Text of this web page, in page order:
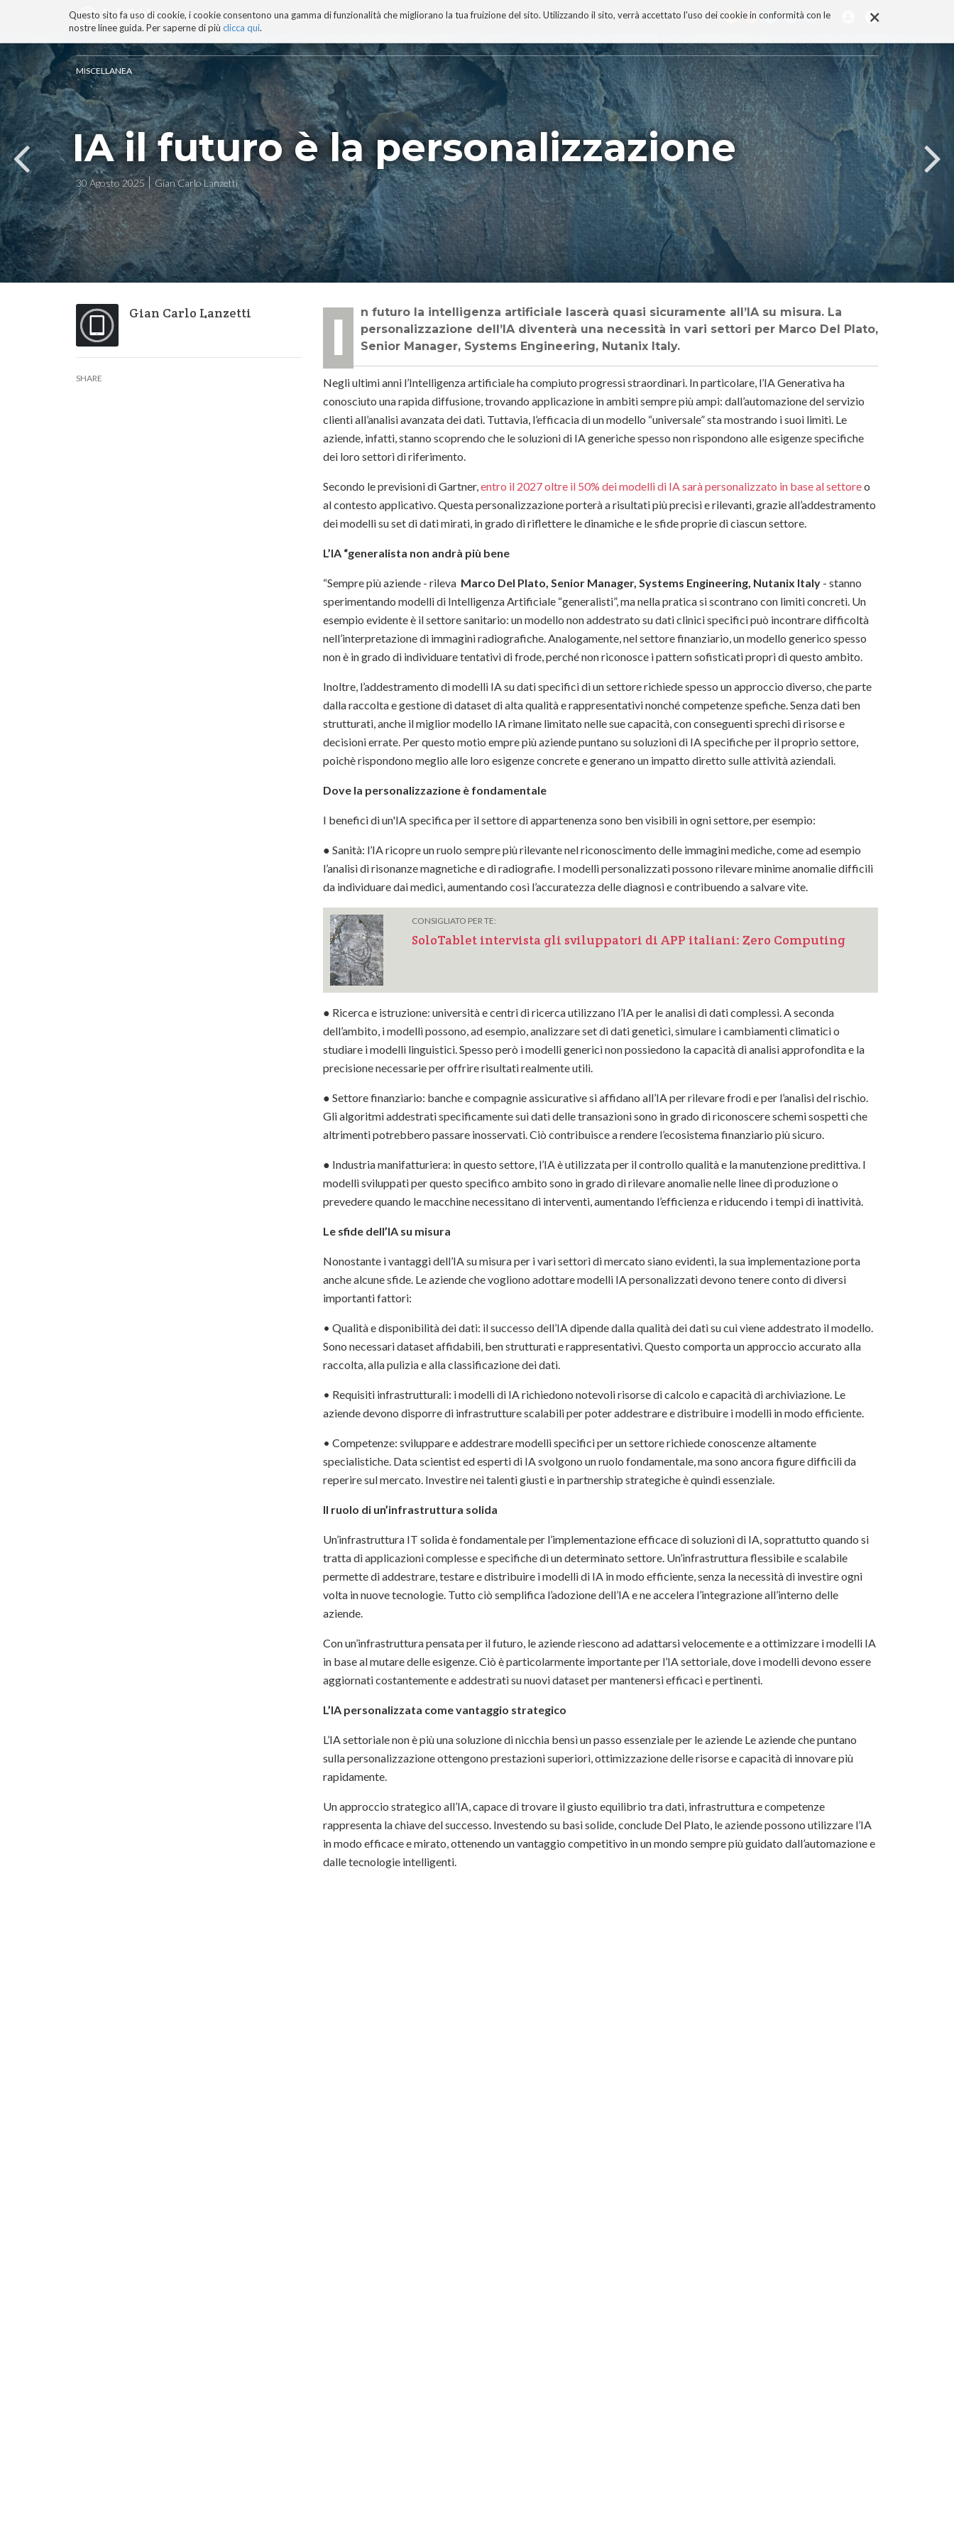
×
Questo sito fa uso di cookie, i cookie consentono una gamma di funzionalità che migliorano la tua fruizione del sito. Utilizzando il sito, verrà accettato l'uso dei cookie in conformità con le
nostre linee guida. Per saperne di più clicca qui.
BLOG TECNOCONSAPEVOLEZZA TECNOBIBLIOGRAFIA I MIEI LIBRI PROGETTO
ai
contenuti.
|
Salta
alla
navigazione
MISCELLANEA
IA il futuro è la personalizzazione
30 Agosto 2025 Gian Carlo Lanzetti
Gian Carlo Lanzetti
SHARE
In futuro la intelligenza artificiale lascerà quasi sicuramente all’IA su misura. La
personalizzazione dell’IA diventerà una necessità in vari settori per Marco Del Plato,
Senior Manager, Systems Engineering, Nutanix Italy.
Negli ultimi anni l’Intelligenza artificiale ha compiuto progressi straordinari. In particolare, l’IA Generativa ha
conosciuto una rapida diffusione, trovando applicazione in ambiti sempre più ampi: dall’automazione del servizio
clienti all’analisi avanzata dei dati. Tuttavia, l’efficacia di un modello “universale” sta mostrando i suoi limiti. Le
aziende, infatti, stanno scoprendo che le soluzioni di IA generiche spesso non rispondono alle esigenze specifiche
dei loro settori di riferimento.
Secondo le previsioni di Gartner, entro il 2027 oltre il 50% dei modelli di IA sarà personalizzato in base al settoreo
al contesto applicativo. Questa personalizzazione porterà a risultati più precisi e rilevanti, grazie all’addestramento
dei modelli su set di dati mirati, in grado di riflettere le dinamiche e le sfide proprie di ciascun settore.
L’IA “generalista non andrà più bene
“Sempre più aziende - rileva Marco Del Plato , Senior Manager, Systems Engineering, Nutanix Italy - stanno
sperimentando modelli di Intelligenza Artificiale “generalisti”, ma nella pratica si scontrano con limiti concreti. Un
esempio evidente è il settore sanitario: un modello non addestrato su dati clinici specifici può incontrare difficoltà
nell’interpretazione di immagini radiografiche. Analogamente, nel settore finanziario, un modello generico spesso
non è in grado di individuare tentativi di frode, perché non riconosce i pattern sofisticati propri di questo ambito.
Inoltre, l’addestramento di modelli IA su dati specifici di un settore richiede spesso un approccio diverso, che parte
dalla raccolta e gestione di dataset di alta qualità e rappresentativi nonché competenze spefiche. Senza dati ben
strutturati, anche il miglior modello IA rimane limitato nelle sue capacità, con conseguenti sprechi di risorse e
decisioni errate. Per questo motio empre più aziende puntano su soluzioni di IA specifiche per il proprio settore,
poichè rispondono meglio alle loro esigenze concrete e generano un impatto diretto sulle attività aziendali.
Dove la personalizzazione è fondamentale
I benefici di un'IA specifica per il settore di appartenenza sono ben visibili in ogni settore, per esempio:
● Sanità: l’IA ricopre un ruolo sempre più rilevante nel riconoscimento delle immagini mediche, come ad esempio
l’analisi di risonanze magnetiche e di radiografie. I modelli personalizzati possono rilevare minime anomalie difficili
da individuare dai medici, aumentando così l’accuratezza delle diagnosi e contribuendo a salvare vite.
CONSIGLIATO PER TE:
SoloTablet intervista gli sviluppatori di APP italiani: Zero Computing
● Ricerca e istruzione: università e centri di ricerca utilizzano l’IA per le analisi di dati complessi. A seconda
dell’ambito, i modelli possono, ad esempio, analizzare set di dati genetici, simulare i cambiamenti climatici o
studiare i modelli linguistici. Spesso però i modelli generici non possiedono la capacità di analisi approfondita e la
precisione necessarie per offrire risultati realmente utili.
● Settore finanziario: banche e compagnie assicurative si affidano all’IA per rilevare frodi e per l’analisi del rischio.
Gli algoritmi addestrati specificamente sui dati delle transazioni sono in grado di riconoscere schemi sospetti che
altrimenti potrebbero passare inosservati. Ciò contribuisce a rendere l’ecosistema finanziario più sicuro.
● Industria manifatturiera: in questo settore, l’IA è utilizzata per il controllo qualità e la manutenzione predittiva. I
modelli sviluppati per questo specifico ambito sono in grado di rilevare anomalie nelle linee di produzione o
prevedere quando le macchine necessitano di interventi, aumentando l’efficienza e riducendo i tempi di inattività.
Le sfide dell’IA su misura
Nonostante i vantaggi dell’IA su misura per i vari settori di mercato siano evidenti, la sua implementazione porta
anche alcune sfide. Le aziende che vogliono adottare modelli IA personalizzati devono tenere conto di diversi
importanti fattori:
• Qualità e disponibilità dei dati: il successo dell’IA dipende dalla qualità dei dati su cui viene addestrato il modello.
Sono necessari dataset affidabili, ben strutturati e rappresentativi. Questo comporta un approccio accurato alla
raccolta, alla pulizia e alla classificazione dei dati.
• Requisiti infrastrutturali: i modelli di IA richiedono notevoli risorse di calcolo e capacità di archiviazione. Le
aziende devono disporre di infrastrutture scalabili per poter addestrare e distribuire i modelli in modo efficiente.
• Competenze: sviluppare e addestrare modelli specifici per un settore richiede conoscenze altamente
specialistiche. Data scientist ed esperti di IA svolgono un ruolo fondamentale, ma sono ancora figure difficili da
reperire sul mercato. Investire nei talenti giusti e in partnership strategiche è quindi essenziale.
Il ruolo di un’infrastruttura solida
Un’infrastruttura IT solida è fondamentale per l’implementazione efficace di soluzioni di IA, soprattutto quando si
tratta di applicazioni complesse e specifiche di un determinato settore. Un’infrastruttura flessibile e scalabile
permette di addestrare, testare e distribuire i modelli di IA in modo efficiente, senza la necessità di investire ogni
volta in nuove tecnologie. Tutto ciò semplifica l’adozione dell’IA e ne accelera l’integrazione all’interno delle
aziende.
Con un’infrastruttura pensata per il futuro, le aziende riescono ad adattarsi velocemente e a ottimizzare i modelli IA
in base al mutare delle esigenze. Ciò è particolarmente importante per l’IA settoriale, dove i modelli devono essere
aggiornati costantemente e addestrati su nuovi dataset per mantenersi efficaci e pertinenti.
L’IA personalizzata come vantaggio strategico
L’IA settoriale non è più una soluzione di nicchia bensì un passo essenziale per le aziende Le aziende che puntano
sulla personalizzazione ottengono prestazioni superiori, ottimizzazione delle risorse e capacità di innovare più
rapidamente.
Un approccio strategico all’IA, capace di trovare il giusto equilibrio tra dati, infrastruttura e competenze
rappresenta la chiave del successo. Investendo su basi solide, conclude Del Plato, le aziende possono utilizzare l’IA
in modo efficace e mirato, ottenendo un vantaggio competitivo in un mondo sempre più guidato dall’automazione e
dalle tecnologie intelligenti.